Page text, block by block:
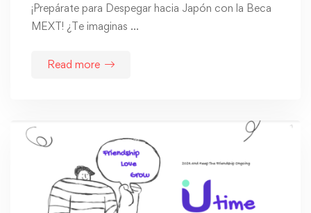
¡Prepárate para Despegar hacia Japón con la Beca
MEXT! ¿Te imaginas …
Read more